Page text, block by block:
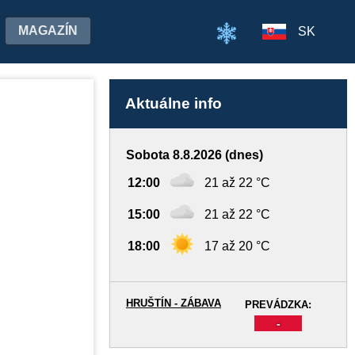
MAGAZÍN SK
Aktuálne info
Sobota 8.8.2026 (dnes)
12:00 21 až 22 °C
15:00 21 až 22 °C
18:00 17 až 20 °C
PREVÁDZKA:
-
HRUŠTÍN - ZÁBAVA